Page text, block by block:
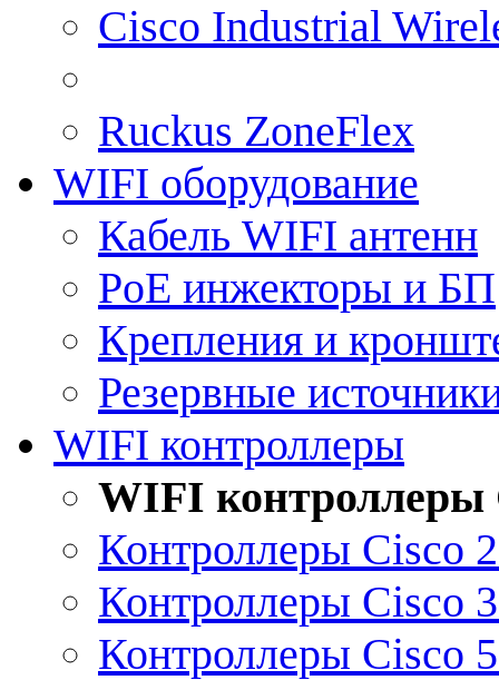
Cisco Industrial
Ruckus ZoneFlex
WIFI оборудование
Кабель WIFI антенн
PoE инжекторы и БП
Крепления и
Резервные
WIFI контроллеры
WIFI контроллеры
Контроллеры Cisco
Контроллеры Cisco
Контроллеры Cisco